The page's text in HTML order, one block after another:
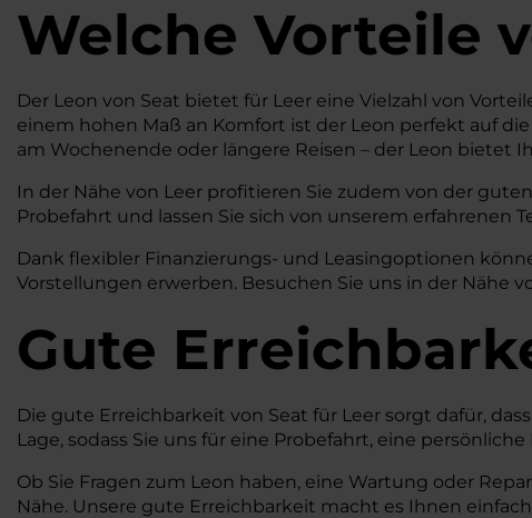
Welche Vorteile
Der Leon von Seat bietet für Leer eine Vielzahl von
einem hohen Maß an Komfort ist der Leon perfekt auf
am Wochenende oder längere Reisen – der Leon bietet
In der Nähe von Leer profitieren Sie zudem von der
Probefahrt und lassen Sie sich von unserem erfahrenen
Dank flexibler Finanzierungs- und Leasingoptionen
Vorstellungen erwerben. Besuchen Sie uns in der Nähe
Gute
Die gute Erreichbarkeit von Seat für Leer sorgt dafür,
Lage, sodass Sie uns für eine Probefahrt, eine
Ob Sie Fragen zum Leon haben, eine Wartung oder
Nähe. Unsere gute Erreichbarkeit macht es Ihnen